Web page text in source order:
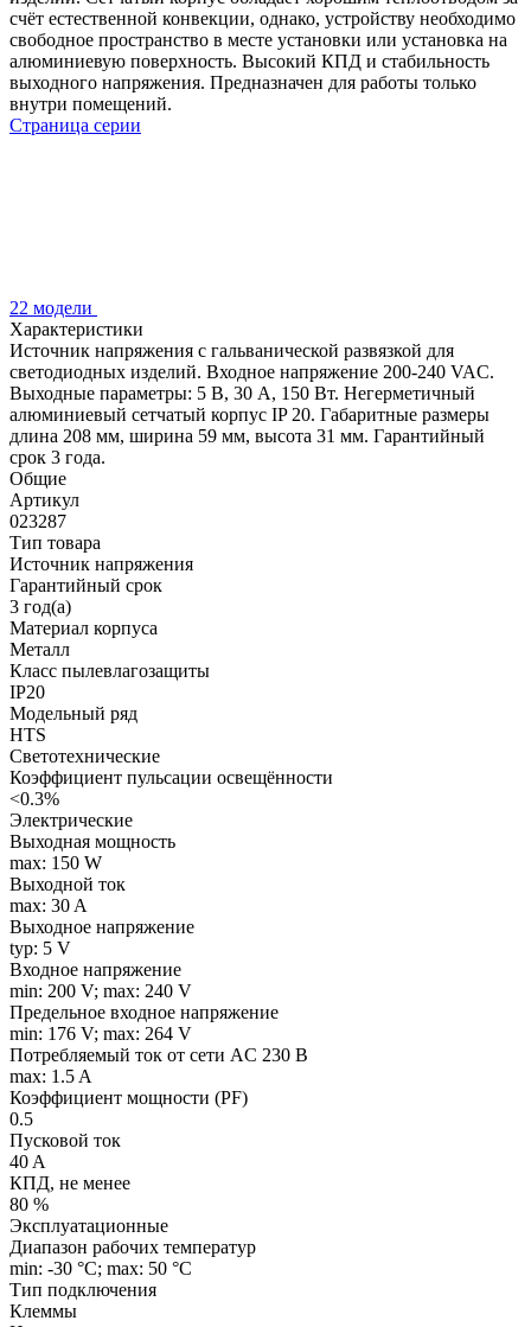
счёт естественной конвекции, однако, устройству необходимо
свободное пространство в месте установки или установка на
алюминиевую поверхность. Высокий КПД и стабильность
выходного напряжения. Предназначен для работы только
внутри помещений.
Страница серии
22 модели
Характеристики
Источник напряжения с гальванической развязкой для
светодиодных изделий. Входное напряжение 200-240 VAC.
Выходные параметры: 5 В, 30 А, 150 Вт. Негерметичный
алюминиевый сетчатый корпус IP 20. Габаритные размеры
длина 208 мм, ширина 59 мм, высота 31 мм. Гарантийный
срок 3 года.
Общие
Артикул
023287
Тип товара
Источник напряжения
Гарантийный срок
3 год(а)
Материал корпуса
Металл
Класс пылевлагозащиты
IP20
Модельный ряд
HTS
Светотехнические
Коэффициент пульсации освещённости
<0.3%
Электрические
Выходная мощность
max: 150 W
Выходной ток
max: 30 A
Выходное напряжение
typ: 5 V
Входное напряжение
min: 200 V; max: 240 V
Предельное входное напряжение
min: 176 V; max: 264 V
Потребляемый ток от сети AC 230 В
max: 1.5 A
Коэффициент мощности (PF)
0.5
Пусковой ток
40 A
КПД, не менее
80 %
Эксплуатационные
Диапазон рабочих температур
min: -30 °C; max: 50 °C
Тип подключения
Клеммы